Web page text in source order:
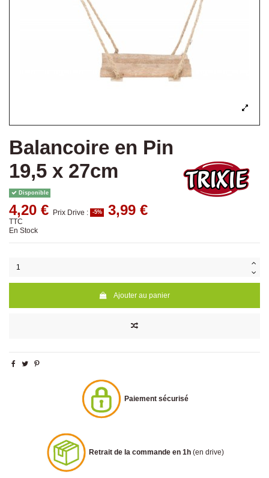
Balancoire en Pin
19,5 x 27cm
Disponible
4,20 € Prix Drive : -5% 3,99 €
TTC
En Stock
Ajouter au panier
Paiement sécurisé
Retrait de la commande en 1h (en drive)